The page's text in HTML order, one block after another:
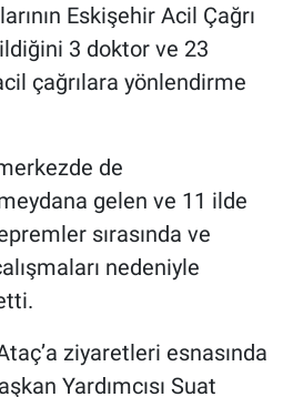
Eskişehir Acil Çağrı
3 doktor ve 23
çağrılara yönlendirme
de
gelen ve 11 ilde
sırasında ve
nedeniyle
ziyaretleri esnasında
Yardımcısı Suat